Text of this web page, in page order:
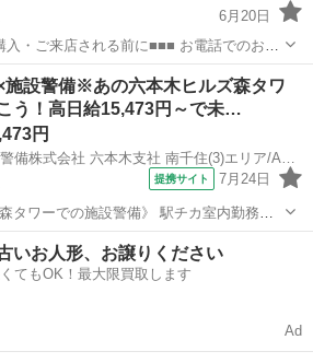
6月20日
】の管理番号をお伝え頂けるとスムーズに
駅 照明器具 店頭
設警備※あの六本木ヒルズ森タワ
う！高日給15,473円～で未…
円
シンテイ警備株式会社 六本木支社 南千住(3)エリア/A3203200117
提携サイト 7月24日
～OKだから プライベートも大事にしなが
から お仕事帰りに遊びに行くのにも便利
駅 警備員
いお人形、お譲りください
てもOK！最大限買取します
Ad